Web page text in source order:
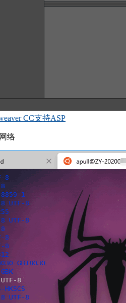
CC支持ASP
络